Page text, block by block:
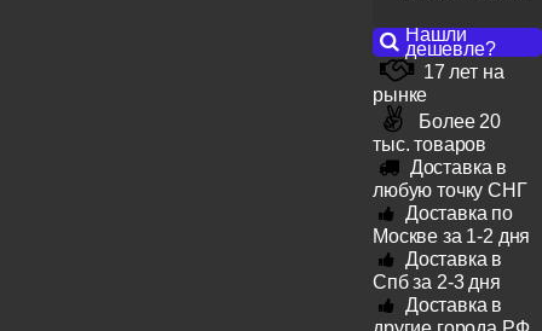
Нашли
дешевле?
17 лет на
рынке
Более 20
тыс. товаров
Доставка в
любую точку СНГ
Доставка по
Москве за 1-2 дня
Доставка в
Спб за 2-3 дня
Доставка в